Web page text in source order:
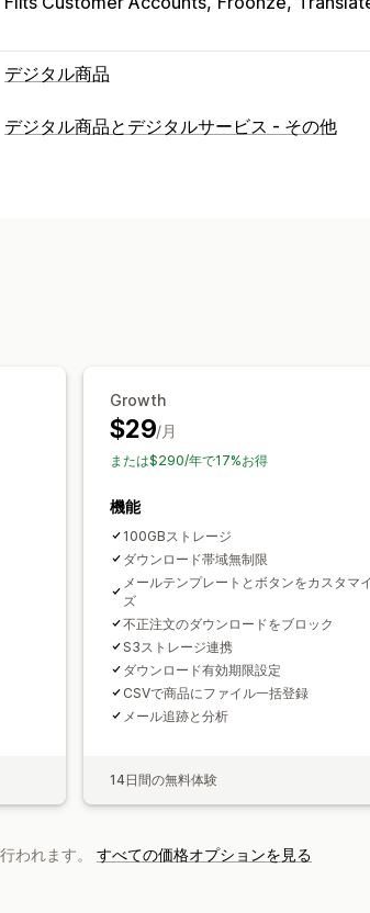
デジタル商品
商品タイプ
ファイルの暗号化 IP制限 ファ
デジタル商品とデジタルサービス - その他
Growth
$29/月
または$290/年で17%お得
機能
100GBストレージ
ダウンロード帯域無制限
メールテンプレートとボタンをカスタマイ
ズ
不正注文のダウンロードをブロック
S3ストレージ連携
ダウンロード有効期限設定
CSVで商品にファイル一括登録
メール追跡と分析
14日間の無料体験
われます。 すべての価格オプションを見る